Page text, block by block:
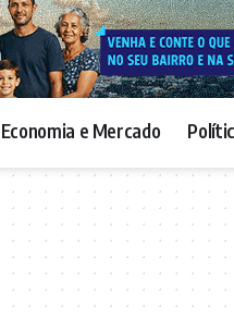
Economia e Mercado